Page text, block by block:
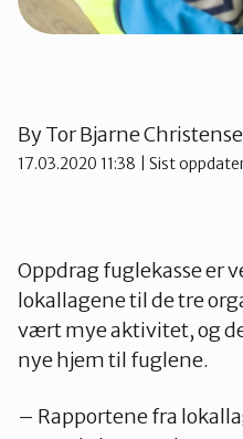
Telemark
Vestfold
Rogaland
ByTor Bjarne
17.03.2020 11:38 | Sist
Oppdrag fuglekasse er
lokallagene til de tre
vært mye aktivitet, og
nye hjem til fuglene.
– Rapportene fra